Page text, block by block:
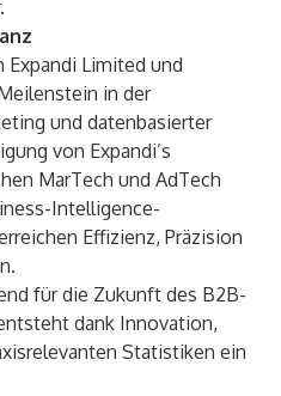
Expandi Limited und
in der
und datenbasierter
von Expandi’s
MarTech und AdTech
Intelligence-
Effizienz, Präzision
für die Zukunft des B2B-
dank Innovation,
Statistiken ein